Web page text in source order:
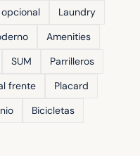
Laundry
Amenities
SUM
Parrilleros
frente
Placard
Bicicletas